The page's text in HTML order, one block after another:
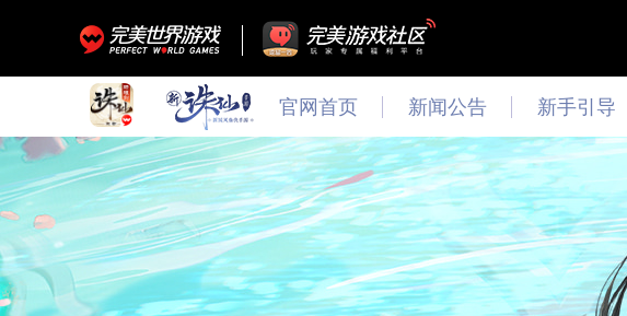
官网首页 新闻公告
最新
新闻
公告
活动
新手引导